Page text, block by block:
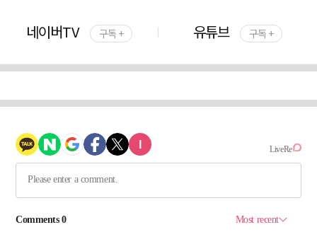
네이버TV 구독 + 유튜브 구독 +